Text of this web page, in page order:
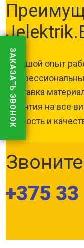
Большой опыт
Поставка
Гарантия на все
Скорость и
+375
ЗАКАЗАТЬ ЗВОНОК